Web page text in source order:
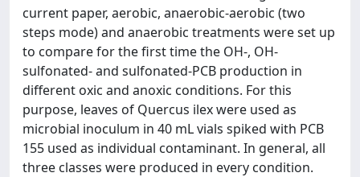
current paper, aerobic, anaerobic-aerobic (two
steps mode) and anaerobic treatments were set up
to compare for the first time the OH-, OH-
sulfonated- and sulfonated-PCB production in
different oxic and anoxic conditions. For this
purpose, leaves of Quercus ilex were used as
microbial inoculum in 40 mL vials spiked with PCB
155 used as individual contaminant. In general, all
three classes were produced in every condition.